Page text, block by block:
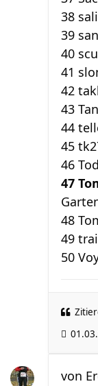
38
39
40
41
42
43
44
45
46
47
48
49
50
von